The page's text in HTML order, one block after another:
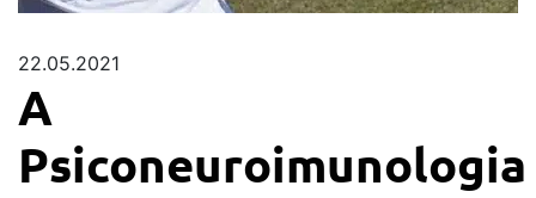
22.05.2021
A
Psiconeuroimunologia